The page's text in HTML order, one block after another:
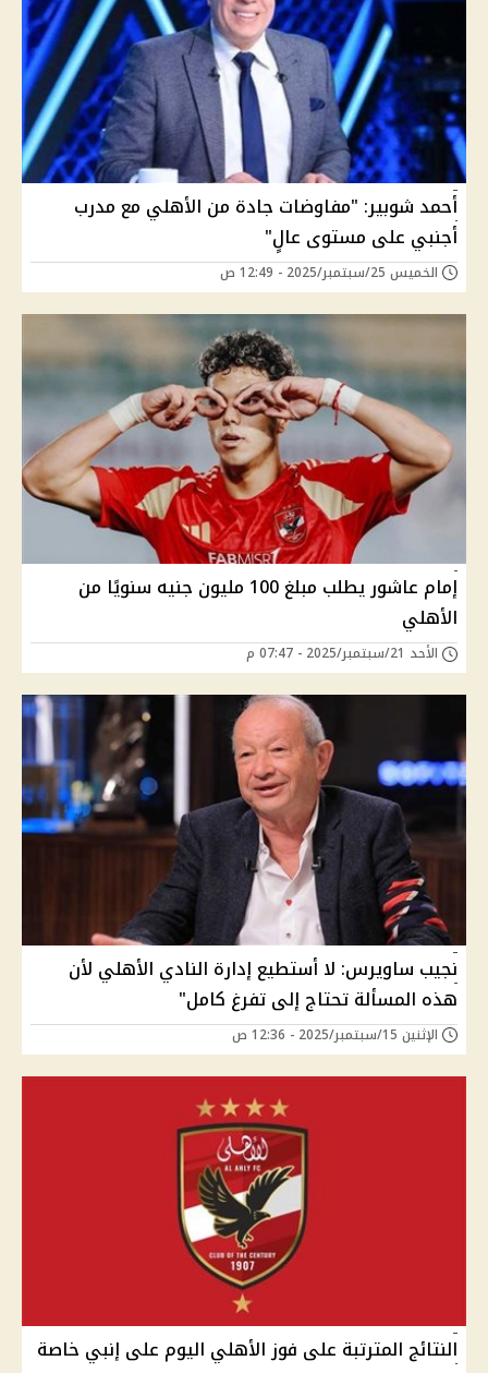
أحمد شوبير: "مفاوضات جادة من الأهلي مع مدرب
أجنبي على مستوى عالٍ"
الخميس 25/سبتمبر/2025 - 12:49 ص
إمام عاشور يطلب مبلغ 100 مليون جنيه سنويًا من
الأهلي
الأحد 21/سبتمبر/2025 - 07:47 م
نجيب ساويرس: لا أستطيع إدارة النادي الأهلي لأن
هذه المسألة تحتاج إلى تفرغ كامل"
الإثنين 15/سبتمبر/2025 - 12:36 ص
النتائج المترتبة على فوز الأهلي اليوم على إنبي خاصة